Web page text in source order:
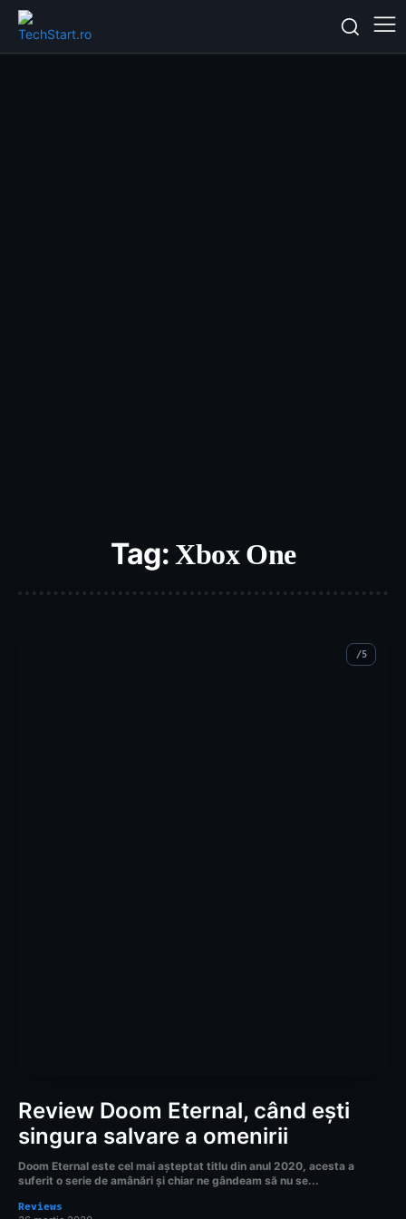
Tag:Xbox One
Review Doom Eternal, când ești
singura salvare a omenirii
Doom Eternal este cel mai așteptat titlu din anul 2020, acesta a
suferit o serie de amânări și chiar ne gândeam să nu se...
Reviews